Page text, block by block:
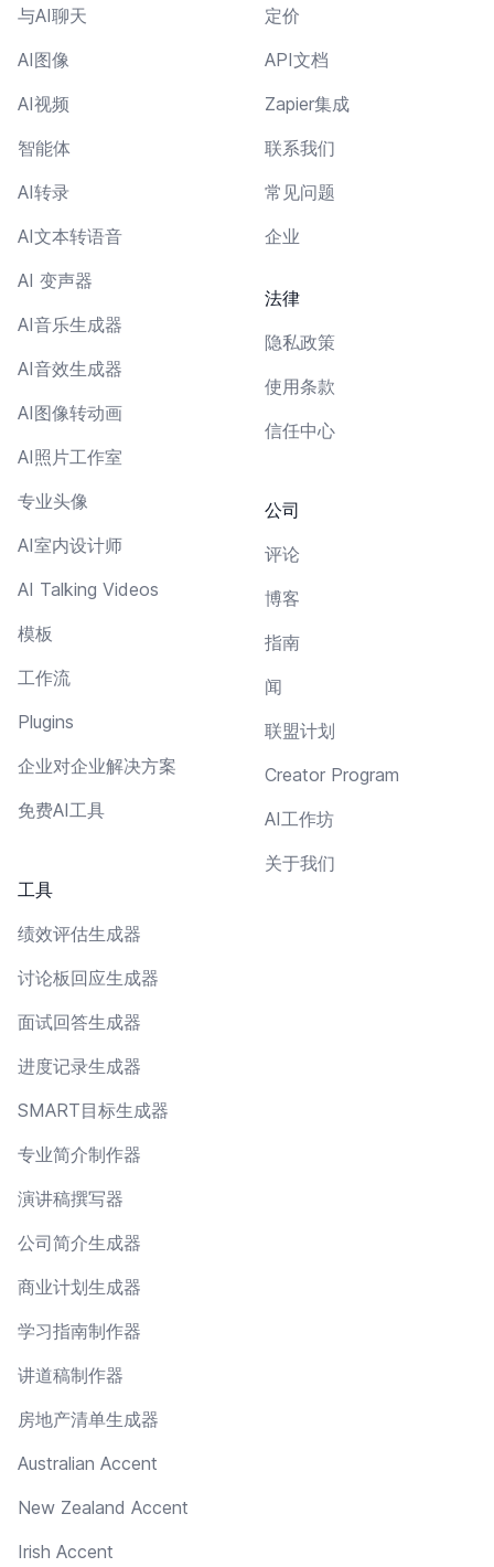
与AI聊天
AI图像
AI视频
智能体
AI转录
AI文本转语音
AI 变声器
AI音乐生成器
AI音效生成器
AI图像转动画
AI照片工作室
专业头像
AI室内设计师
AI Talking Videos
模板
工作流
Plugins
企业对企业解决方案
免费AI工具
工具
绩效评估生成器
讨论板回应生成器
面试回答生成器
进度记录生成器
SMART目标生成器
专业简介制作器
演讲稿撰写器
公司简介生成器
商业计划生成器
学习指南制作器
讲道稿制作器
房地产清单生成器
Australian Accent
New Zealand Accent
Irish Accent
定价
API文档
Zapier集成
联系我们
常见问题
企业
法律
隐私政策
使用条款
信任中心
公司
评论
博客
指南
闻
联盟计划
Creator Program
AI工作坊
关于我们